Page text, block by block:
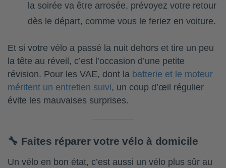
la soirée va être arrosée, prévoyez votre retour
dès le départ, comme vous le feriez en voiture.
Et si votre vélo a passé la nuit dehors et tire un peu
la tête au réveil, c’est l’occasion d’une petite
révision. Pour les VAE, dont la batterie et le moteur
méritent un entretien suivi, un coup d’œil régulier
évite les mauvaises surprises.
🔧 Faites réparer votre vélo à domicile
Un vélo en bon état, c’est aussi un vélo plus sûr au